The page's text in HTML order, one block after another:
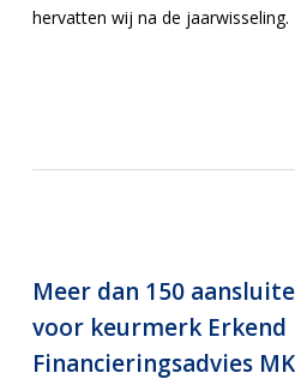
hervatten wij na de jaarwisseling.
Meer dan 150
voor keurmerk Erkend
Financieringsadvies